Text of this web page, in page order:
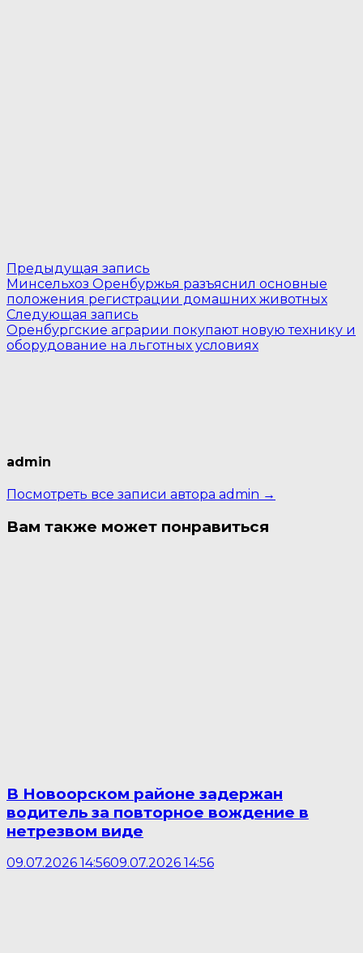
Навигация
по
записям
Предыдущая запись
запись:
Минсельхоз Оренбуржья разъяснил основные
положения регистрации домашних животных
Следующая запись
запись:
Оренбургские аграрии покупают новую технику и
оборудование на льготных условиях
admin
Посмотреть все записи автора admin →
Вам также может понравиться
В Новоорском районе задержан
водитель за повторное вождение в
нетрезвом виде
09.07.2026 14:5609.07.2026 14:56